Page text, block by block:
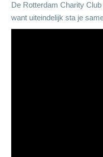
De Rotterdam Charity
want uiteindelijk sta je